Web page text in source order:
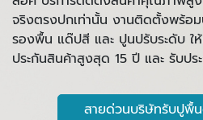
จริงตรงปกเท่านั้น งานติดตั้งพร้อ
รองพื้น แด๊ปสี และ ปูนปรับระดับ ใ
ประกันสินค้าสูงสุด 15 ปี และ รับป
สายด่วนบริษัทรับปูพื้